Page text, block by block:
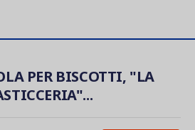
PER BISCOTTI, "LA